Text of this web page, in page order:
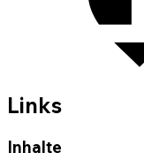
Links
Inhalte